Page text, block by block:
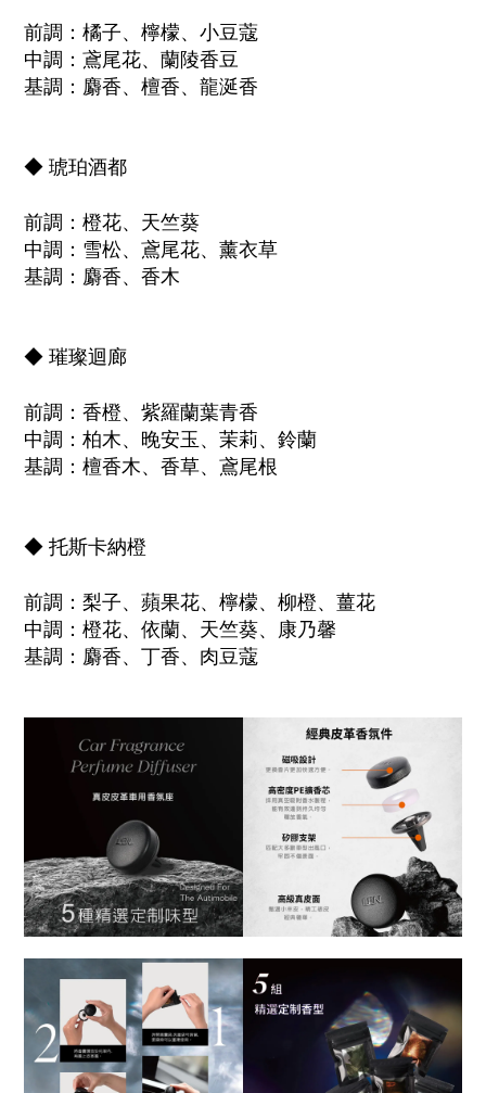
前調：橘子、檸檬、小豆蔻
中調：鳶尾花、蘭陵香豆
基調：麝香、檀香、龍涎香
◆ 琥珀酒都
前調：橙花、天竺葵
中調：雪松、鳶尾花、薰衣草
基調：麝香、香木
◆ 璀璨迴廊
前調：香橙、紫羅蘭葉青香
中調：柏木、晚安玉、茉莉、鈴蘭
基調：檀香木、香草、鳶尾根
◆ 托斯卡納橙
前調： 梨子、蘋果花、 檸檬、柳橙、薑花
中調： 橙花、 依蘭、天竺葵、康乃馨
基調：麝香、丁香、肉豆蔻